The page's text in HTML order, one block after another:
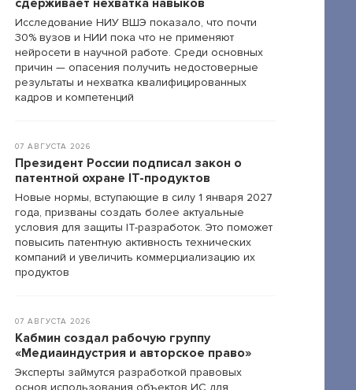
сдерживает нехватка навыков
Исследование НИУ ВШЭ показало, что почти
30% вузов и НИИ пока что не применяют
нейросети в научной работе. Среди основных
причин — опасения получить недостоверные
результаты и нехватка квалифицированных
кадров и компетенций
07 АВГУСТА 2026
Президент России подписал закон о
патентной охране IT-продуктов
Новые нормы, вступающие в силу 1 января 2027
года, призваны создать более актуальные
условия для защиты IT-разработок. Это поможет
повысить патентную активность технических
компаний и увеличить коммерциализацию их
продуктов
07 АВГУСТА 2026
Кабмин создал рабочую группу
«Медиаиндустрия и авторское право»
Эксперты займутся разработкой правовых
основ использования объектов ИС для